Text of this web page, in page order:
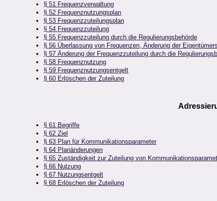
§ 51 Frequenzverwaltung
§ 52 Frequenznutzungsplan
§ 53 Frequenzzuteilungsplan
§ 54 Frequenzzuteilung
§ 55 Frequenzzuteilung durch die Regulierungsbehörde
§ 56 Überlassung von Frequenzen, Änderung der
§ 57 Änderung der Frequenzzuteilung durch die
§ 58 Frequenznutzung
§ 59 Frequenznutzungsentgelt
§ 60 Erlöschen der Zuteilung
§ 61 Begriffe
§ 62 Ziel
§ 63 Plan für Kommunikationsparameter
§ 64 Planänderungen
§ 65 Zuständigkeit zur Zuteilung von
§ 66 Nutzung
§ 67 Nutzungsentgelt
§ 68 Erlöschen der Zuteilung